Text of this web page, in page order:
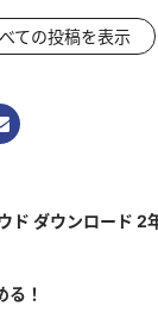
ての投稿を表示
ド ダウンロード 2
る！